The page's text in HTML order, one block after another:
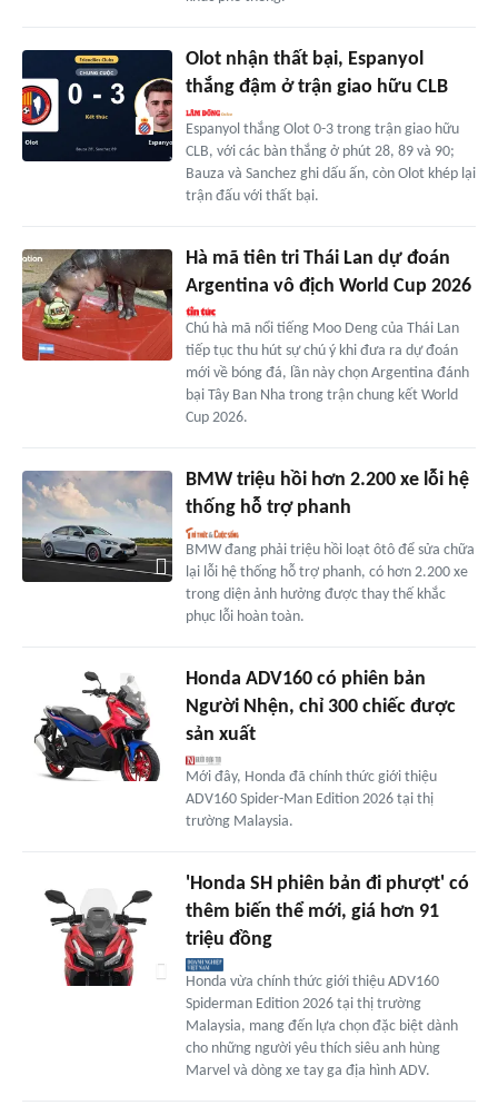
Olot nhận thất bại, Espanyol
thắng đậm ở trận giao hữu CLB
Espanyol thắng Olot 0-3 trong trận giao hữu
CLB, với các bàn thắng ở phút 28, 89 và 90;
Bauza và Sanchez ghi dấu ấn, còn Olot khép lại
trận đấu với thất bại.
Hà mã tiên tri Thái Lan dự đoán
Argentina vô địch World Cup 2026
Chú hà mã nổi tiếng Moo Deng của Thái Lan
tiếp tục thu hút sự chú ý khi đưa ra dự đoán
mới về bóng đá, lần này chọn Argentina đánh
bại Tây Ban Nha trong trận chung kết World
Cup 2026.
BMW triệu hồi hơn 2.200 xe lỗi hệ
thống hỗ trợ phanh
BMW đang phải triệu hồi loạt ôtô để sửa chữa
lại lỗi hệ thống hỗ trợ phanh, có hơn 2.200 xe
trong diện ảnh hưởng được thay thế khắc
phục lỗi hoàn toàn.
Honda ADV160 có phiên bản
Người Nhện, chỉ 300 chiếc được
sản xuất
Mới đây, Honda đã chính thức giới thiệu
ADV160 Spider-Man Edition 2026 tại thị
trường Malaysia.
'Honda SH phiên bản đi phượt' có
thêm biến thể mới, giá hơn 91
triệu đồng
Honda vừa chính thức giới thiệu ADV160
Spiderman Edition 2026 tại thị trường
Malaysia, mang đến lựa chọn đặc biệt dành
cho những người yêu thích siêu anh hùng
Marvel và dòng xe tay ga địa hình ADV.